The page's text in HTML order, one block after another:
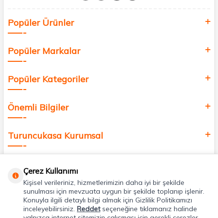
değer katmak için bize katılın!
Popüler Ürünler
Popüler Markalar
Popüler Kategoriler
Önemli Bilgiler
Turuncukasa Kurumsal
Uygulamalarımız
Çerez Kullanımı
Kişisel verileriniz, hizmetlerimizin daha iyi bir şekilde
sunulması için mevzuata uygun bir şekilde toplanıp işlenir.
Konuyla ilgili detaylı bilgi almak için Gizlilik Politikamızı
inceleyebilirsiniz. Reddetseçeneğine tıklamanız halinde